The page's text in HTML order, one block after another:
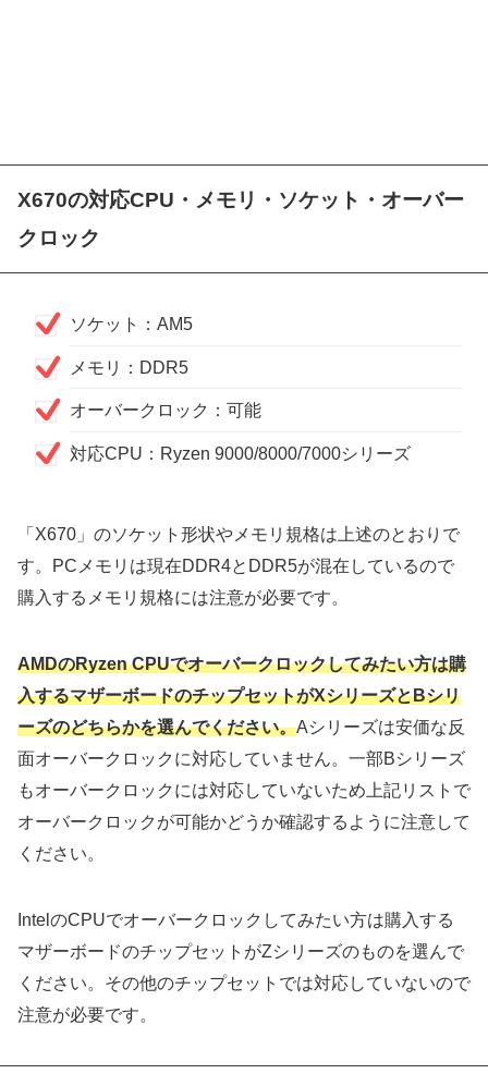
X670の対応CPU・メモリ・ソケット・オーバー
クロック
ソケット：AM5
メモリ：DDR5
オーバークロック：可能
対応CPU：Ryzen 9000/8000/7000シリーズ
「X670」のソケット形状やメモリ規格は上述のとおりで
す。PCメモリは現在DDR4とDDR5が混在しているので
購入するメモリ規格には注意が必要です。
AMDのRyzen CPUでオーバークロックしてみたい方は購
入するマザーボードのチップセットがXシリーズとBシリ
ーズのどちらかを選んでください。Aシリーズは安価な反
面オーバークロックに対応していません。一部Bシリーズ
もオーバークロックには対応していないため上記リストで
オーバークロックが可能かどうか確認するように注意して
ください。
IntelのCPUでオーバークロックしてみたい方は購入する
マザーボードのチップセットがZシリーズのものを選んで
ください。その他のチップセットでは対応していないので
注意が必要です。